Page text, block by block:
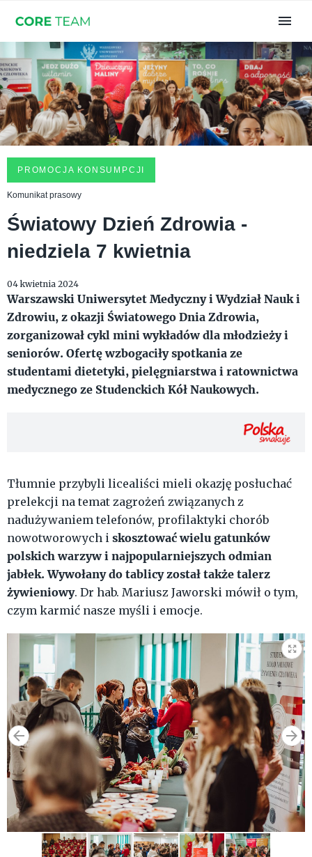
PROMOCJA KONSUMPCJI
Komunikat prasowy
Światowy Dzień Zdrowia -
niedziela 7 kwietnia
04 kwietnia 2024
Warszawski Uniwersytet Medyczny i Wydział Nauk i
Zdrowiu, z okazji Światowego Dnia Zdrowia,
zorganizował cykl mini wykładów dla młodzieży i
seniorów. Ofertę wzbogaciły spotkania ze
studentami dietetyki, pielęgniarstwa i ratownictwa
medycznego ze Studenckich Kół Naukowych.
Tłumnie przybyli licealiści mieli okazję posłuchać
prelekcji na temat zagrożeń związanych z
nadużywaniem telefonów, profilaktyki chorób
nowotworowych i skosztować wielu gatunków
polskich warzyw i najpopularniejszych odmian
jabłek. Wywołany do tablicy został także talerz
żywieniowy. Dr hab. Mariusz Jaworski mówił o tym,
czym karmić nasze myśli i emocje.